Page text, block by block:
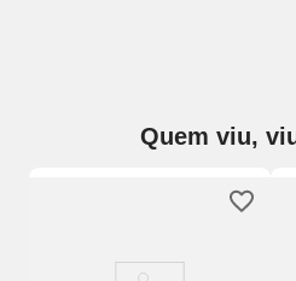
Quem viu,